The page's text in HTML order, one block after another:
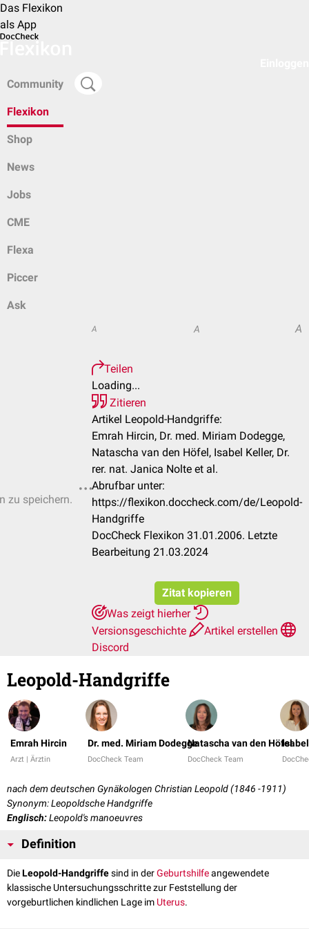
Das Flexikon
als App
Community
Flexikon
Shop
News
Jobs
CME
Flexa
Piccer
Ask
zu speichern.
A A A
Teilen
Loading...
Zitieren
Artikel Leopold-Handgriffe:
Emrah Hircin, Dr. med. Miriam Dodegge,
Natascha van den Höfel, Isabel Keller, Dr.
rer. nat. Janica Nolte et al.
Abrufbar unter:
https://flexikon.doccheck.com/de/Leopold-
Handgriffe
DocCheck Flexikon 31.01.2006. Letzte
Bearbeitung 21.03.2024
Zitat kopieren
Was zeigt hierher
Versionsgeschichte
Artikel erstellen
Discord
Leopold-Handgriffe
Emrah Hircin
Arzt | Ärztin
Dr. med. Miriam Dodegge
DocCheck Team
Natascha van den Höfel
DocCheck Team
nach dem deutschen Gynäkologen Christian Leopold (1846 -1911)
Synonym: Leopoldsche Handgriffe
Englisch:Leopold's manoeuvres
Definition
DieLeopold-Handgriffesind in derGeburtshilfeangewendete
klassische Untersuchungsschritte zur Feststellung der
vorgeburtlichen kindlichen Lage im Uterus.